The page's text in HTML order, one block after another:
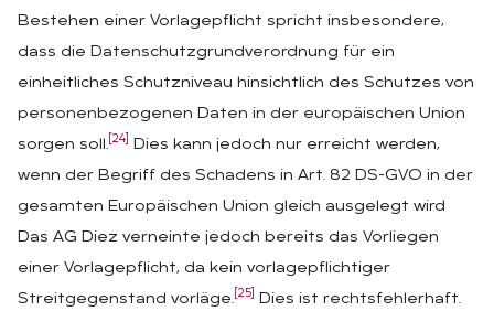
Bestehen einer Vorlagepflicht spricht insbesondere,
dass die Datenschutzgrundverordnung für ein
einheitliches Schutzniveau hinsichtlich des Schutzes von
personenbezogenen Daten in der europäischen Union
sorgen soll. [24]
Dies kann jedoch nur erreicht werden,
wenn der Begriff des Schadens in Art. 82 DS-GVO in der
gesamten Europäischen Union gleich ausgelegt wird
Das AG Diez verneinte jedoch bereits das Vorliegen
einer Vorlagepflicht, da kein vorlagepflichtiger
Streitgegenstand vorläge. [25]
Dies ist rechtsfehlerhaft.